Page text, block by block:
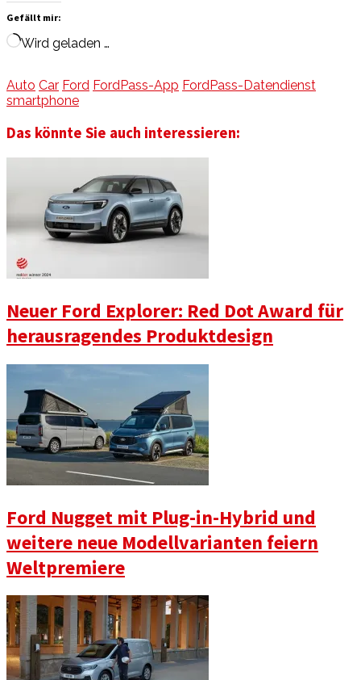
Gefällt mir:
Wird geladen …
Auto Car Ford FordPass-App FordPass-Datendienst
smartphone
Das könnte Sie auch interessieren:
Neuer Ford Explorer: Red Dot Award für
herausragendes Produktdesign
Ford Nugget mit Plug-in-Hybrid und
weitere neue Modellvarianten feiern
Weltpremiere